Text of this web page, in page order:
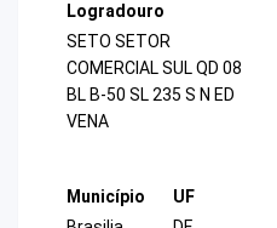
Logradouro
SETO SETOR
COMERCIAL SUL QD 08
BL B-50 SL 235 S N ED
VENA
Município
UF